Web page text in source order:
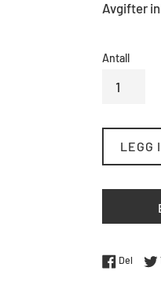
Avgifter
Antall
LEGG
Del Del